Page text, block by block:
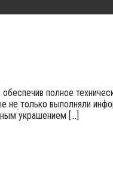
полное
только выполняли
украшением […]